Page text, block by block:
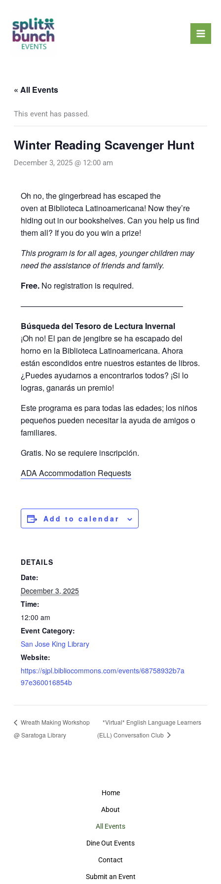
content
« All Events
This event has passed.
Winter Reading Scavenger Hunt
December 3, 2025 @ 12:00 am
Oh no, the gingerbread has escaped the
oven at Biblioteca Latinoamericana! Now they’re
hiding out in our bookshelves. Can you help us find
them all? If you do you win a prize!
This program is for all ages, younger children may
need the assistance of friends and family.
Free. No registration is required.
————————————————————–
Búsqueda del Tesoro de Lectura Invernal
¡Oh no! El pan de jengibre se ha escapado del
horno en la Biblioteca Latinoamericana. Ahora
están escondidos entre nuestros estantes de libros.
¿Puedes ayudarnos a encontrarlos todos? ¡Si lo
logras, ganarás un premio!
Este programa es para todas las edades; los niños
pequeños pueden necesitar la ayuda de amigos o
familiares.
Gratis. No se requiere inscripción.
ADA Accommodation Requests
Add to calendar
DETAILS
Date:
December 3, 2025
Time:
12:00 am
Event Category:
San Jose King Library
Website:
https://sjpl.bibliocommons.com/events/68758932b7a
97e360016854b
Wreath Making Workshop
@ Saratoga Library
*Virtual* English Language Learners
(ELL) Conversation Club
Home
About
All Events
Dine Out Events
Contact
Submit an Event